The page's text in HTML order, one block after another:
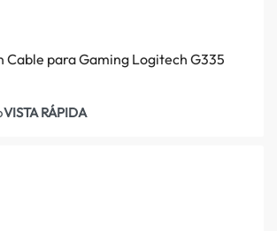
Cable para Gaming Logitech G335
VISTA RÁPIDA